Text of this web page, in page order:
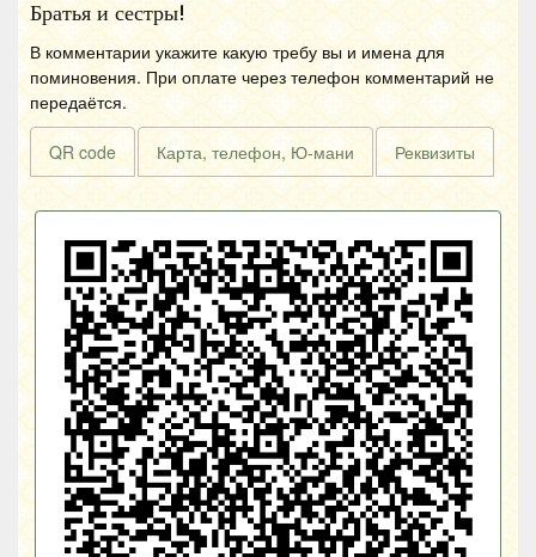
Братья и сестры!
В комментарии укажите какую требу вы и имена для
поминовения. При оплате через телефон комментарий не
передаётся.
QR code Карта, телефон, Ю-мани Реквизиты